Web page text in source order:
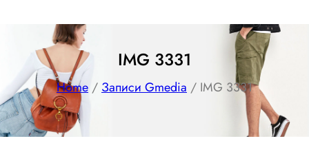
IMG 3331
Home / Записи Gmedia / IMG 3331